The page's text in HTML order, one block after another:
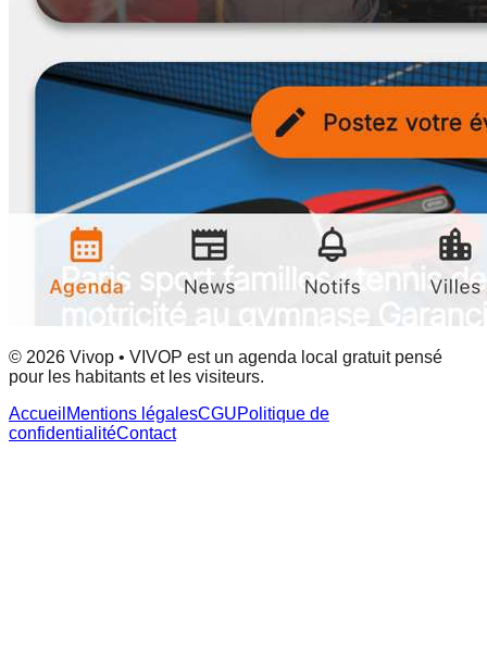
© 2026 Vivop • VIVOP est un agenda local gratuit pensé
pour les habitants et les visiteurs.
Accueil Mentions légalesCGUPolitique de
confidentialitéContact